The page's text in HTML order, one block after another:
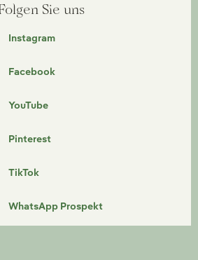
Sie uns
Instagram
Facebook
YouTube
Pinterest
TikTok
WhatsApp Prospekt